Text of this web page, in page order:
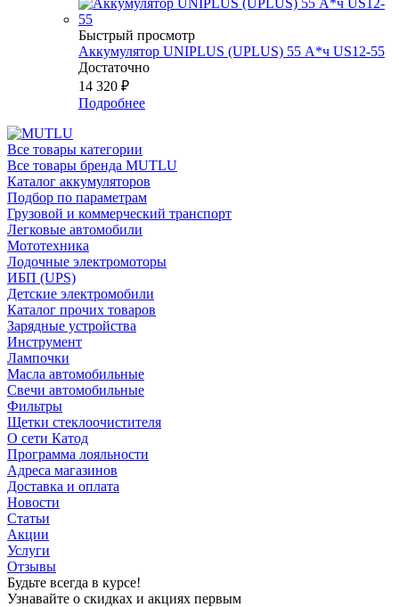
Быстрый просмотр
Аккумулятор UNIPLUS (UPLUS) 55 А*ч US12-55
Достаточно
14 320 ₽
Подробнее
Все товары категории
Все товары бренда MUTLU
Каталог аккумуляторов
Подбор по параметрам
Грузовой и коммерческий транспорт
Легковые автомобили
Мототехника
Лодочные электромоторы
ИБП (UPS)
Детские электромобили
Каталог прочих товаров
Зарядные устройства
Инструмент
Лампочки
Масла автомобильные
Свечи автомобильные
Фильтры
Щетки стеклоочистителя
О сети Катод
Программа лояльности
Адреса магазинов
Доставка и оплата
Новости
Статьи
Акции
Услуги
Отзывы
Будьте всегда в курсе!
Узнавайте о скидках и акциях первым